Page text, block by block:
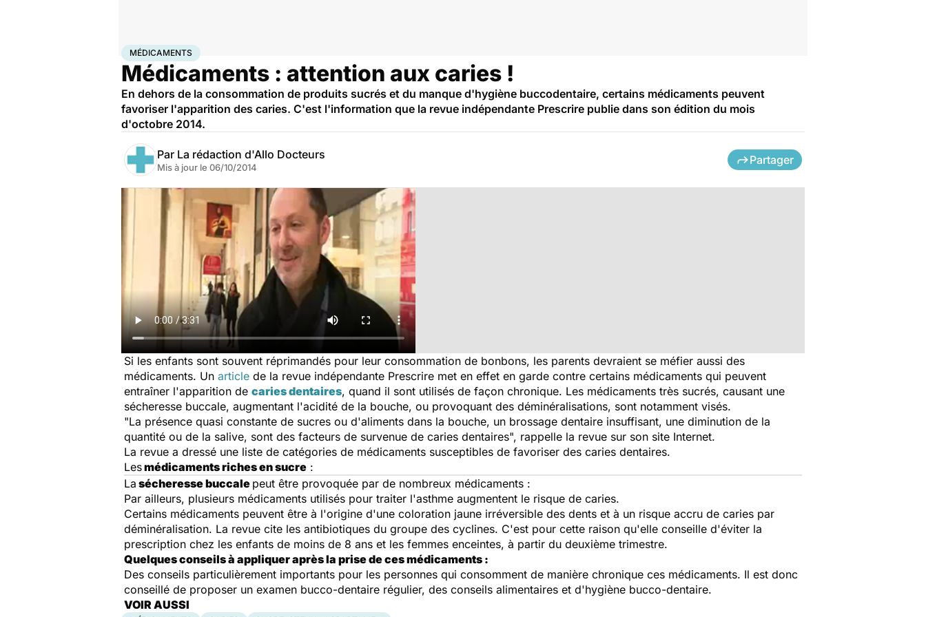
AccueilSantéMédicaments
MÉDICAMENTS
Médicaments : attention aux caries !
En dehors de la consommation de produits sucrés et du manque d'hygiène buccodentaire, certains médicaments peuvent
favoriser l'apparition des caries. C'est l'information que la revue indépendante Prescrire publie dans son édition du mois
d'octobre 2014.
Par La rédaction d'Allo Docteurs
Mis à jour le 06/10/2014
Partager
Si les enfants sont souvent réprimandés pour leur consommation de bonbons, les parents devraient se méfier aussi des
médicaments. Un article de la revue indépendante Prescrire met en effet en garde contre certains médicaments qui peuvent
entraîner l'apparition de caries dentaires, quand il sont utilisés de façon chronique. Les médicaments très sucrés, causant une
sécheresse buccale, augmentant l'acidité de la bouche, ou provoquant des déminéralisations, sont notamment visés.
"La présence quasi constante de sucres ou d'aliments dans la bouche, un brossage dentaire insuffisant, une diminution de la
quantité ou de la salive, sont des facteurs de survenue de caries dentaires", rappelle la revue sur son site Internet.
La revue a dressé une liste de catégories de médicaments susceptibles de favoriser des caries dentaires.
Lesmédicaments riches en sucre :
La sécheresse buccale peut être provoquée par de nombreux médicaments :
Par ailleurs, plusieurs médicaments utilisés pour traiter l'asthme augmentent le risque de caries.
Certains médicaments peuvent être à l'origine d'une coloration jaune irréversible des dents et à un risque accru de caries par
déminéralisation. La revue cite les antibiotiques du groupe des cyclines. C'est pour cette raison qu'elle conseille d'éviter la
prescription chez les enfants de moins de 8 ans et les femmes enceintes, à partir du deuxième trimestre.
Quelques conseils à appliquer après la prise de ces médicaments :
Des conseils particulièrement importants pour les personnes qui consomment de manière chronique ces médicaments. Il est donc
conseillé de proposer un examen bucco-dentaire régulier, des conseils alimentaires et d'hygiène bucco-dentaire.
VOIR AUSSI